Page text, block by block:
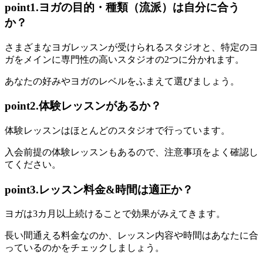
point1.ヨガの目的・種類（流派）は自分に合う
か？
さまざまなヨガレッスンが受けられるスタジオと、 特定のヨ
ガをメインに専門性の高いスタジオの2つに分かれます。
あなたの好みやヨガのレベルをふまえて選びましょう。
point2.体験レッスンがあるか？
体験レッスンはほとんどのスタジオで行っています。
入会前提の体験レッスンもあるので、注意事項をよく確認し
てください。
point3.レッスン料金&時間は適正か？
ヨガは3カ月以上続けることで効果がみえてきます。
長い間通える料金なのか、レッスン内容や時間はあなたに合
っているのかをチェック しましょう。